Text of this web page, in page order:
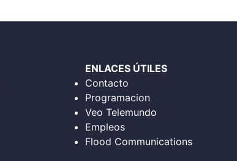
ENLACES ÚTILES
Contacto
Programacion
Veo Telemundo
Empleos
Flood Communications